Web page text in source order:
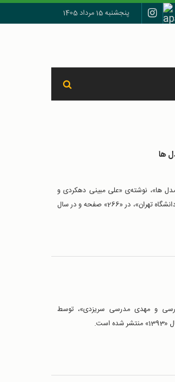
پنجشنبه 15 مرداد 1405
ها
ها»، نوشته‌ی «علی مبینی دهکردی و
مهران کشتکار هرانکی»، توسط انتشارات «دانشگاه تهران»، در «266» صفحه و در سال
و مهدی مدرسی سریزدی»، توسط